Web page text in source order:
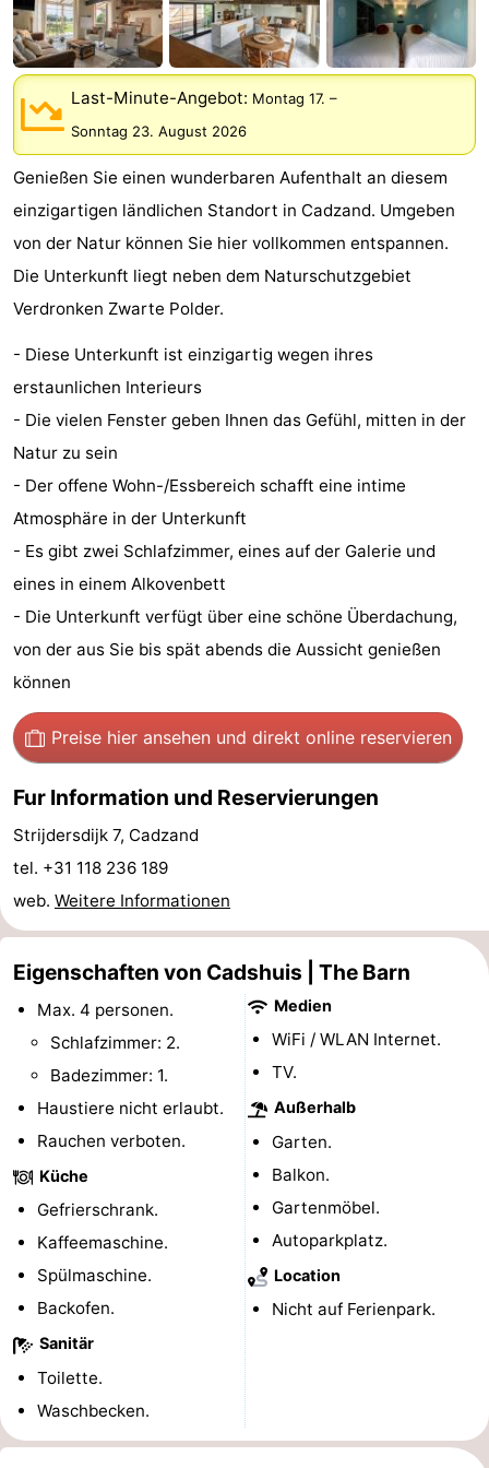
Meersee
Beach
Resort
Nieuwvliet-
Bad
-
De
Meulinge
-
EuroParcs
Cadzand
-
Hoogduin
-
Noordzee
Résidence
Cadzand-
-
Resort
Nieuwvliet-
-
Schoneveld
-
Resort
Bad
Waterdunen
-
Zwinhoeve
Hotels
Lastminutes
Strand
&
tun
-
Museen
-
Denkmäler
Mühlen
-
Aussichtspunkte
Attraktionen
-
Rundfahrten
-
Indoor-
-
Minigolfplätze
Wellness-
Zentren
Dörfer
&
Städte
Natur
Sport
-
Schwimmbader
-
Last-Minute-Angebot: Montag 17. –
Sonntag 23. August 2026
Genießen Sie einen wunderbaren Aufenthalt an diesem
einzigartigen ländlichen Standort in Cadzand. Umgeben
von der Natur können Sie hier vollkommen entspannen.
Die Unterkunft liegt neben dem Naturschutzgebiet
Verdronken Zwarte Polder.
- Diese Unterkunft ist einzigartig wegen ihres
erstaunlichen Interieurs
- Die vielen Fenster geben Ihnen das Gefühl, mitten in der
Natur zu sein
- Der offene Wohn-/Essbereich schafft eine intime
Atmosphäre in der Unterkunft
- Es gibt zwei Schlafzimmer, eines auf der Galerie und
eines in einem Alkovenbett
- Die Unterkunft verfügt über eine schöne Überdachung,
von der aus Sie bis spät abends die Aussicht genießen
können
Preise hier ansehen und direkt online reservieren
Fur Information und Reservierungen
Strijdersdijk 7, Cadzand
tel. +31 118 236 189
web. Weitere Informationen
Eigenschaften von Cadshuis | The Barn
Max. 4 personen.
Schlafzimmer: 2.
Badezimmer: 1.
Haustiere nicht erlaubt.
Rauchen verboten.
Küche
Gefrierschrank.
Kaffeemaschine.
Spülmaschine.
Backofen.
Sanitär
Toilette.
Waschbecken.
Medien
WiFi / WLAN Internet.
TV.
Außerhalb
Garten.
Balkon.
Gartenmöbel.
Autoparkplatz.
Location
Nicht auf Ferienpark.